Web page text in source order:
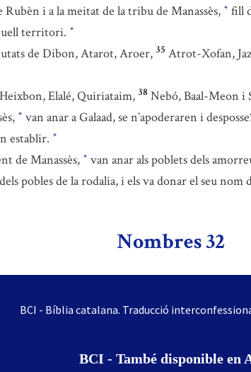
i a la meitat de la tribu de Manassès, * fill
territori. *
de Dibon, Atarot, Aroer, 35 Atrot-Xofan,
Elalé, Quiriataim, 38 Nebó, Baal-Meon i
* van anar a Galaad, se n’apoderaren i
establir. *
de Manassès, * van anar als poblets dels
pobles de la rodalia, i els va donar el seu nom
Nombres 32
BCI - Bíblia catalana. Traducció
BCI - També disponible en